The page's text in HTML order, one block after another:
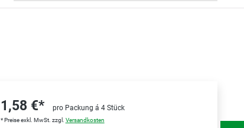
1,58 €* pro Packung á 4 Stück
* Preise exkl. MwSt. zzgl. Versandkosten